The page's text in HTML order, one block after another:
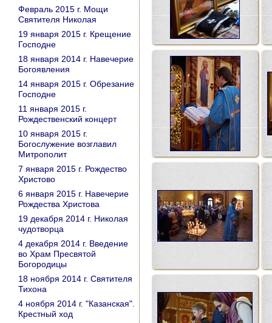
Февраль 2015 г. Мощи
Святителя Николая
19 января 2015 г. Крещение
Господне
18 января 2014 г. Навечерие
Богоявления
14 января 2015 г. Обрезание
Господне
11 января 2015 г.
Рождественский концерт
10 января 2015 г.
Богослужение возглавил
Митрополит
7 января 2015 г. Рождество
Христово
6 января 2015 г. Навечерие
Рождества Христова
19 декабря 2014 г. Николая
чудотворца
4 декабря 2014 г. Введение
во Храм Пресвятой
Богородицы
18 ноября 2014 г. Святителя
Тихона
4 ноября 2014 г. "Казанская".
Крестный ход